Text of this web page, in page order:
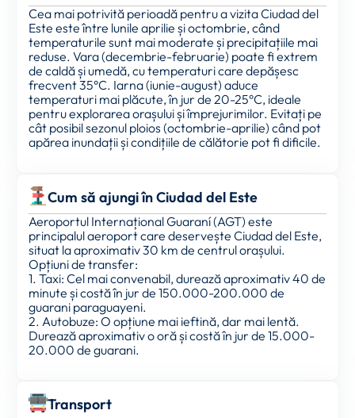
Cea mai potrivită perioadă pentru a vizita Ciudad del
Este este între lunile aprilie și octombrie, când
temperaturile sunt mai moderate și precipitațiile mai
reduse. Vara (decembrie-februarie) poate fi extrem
de caldă și umedă, cu temperaturi care depășesc
frecvent 35°C. Iarna (iunie-august) aduce
temperaturi mai plăcute, în jur de 20-25°C, ideale
pentru explorarea orașului și împrejurimilor. Evitați pe
cât posibil sezonul ploios (octombrie-aprilie) când pot
apărea inundații și condițiile de călătorie pot fi dificile.
Cum să ajungi în Ciudad del Este
Aeroportul Internațional Guaraní (AGT) este
principalul aeroport care deservește Ciudad del Este,
situat la aproximativ 30 km de centrul orașului.
Opțiuni de transfer:
1. Taxi: Cel mai convenabil, durează aproximativ 40 de
minute și costă în jur de 150.000-200.000 de
guarani paraguayeni.
2. Autobuze: O opțiune mai ieftină, dar mai lentă.
Durează aproximativ o oră și costă în jur de 15.000-
20.000 de guarani.
Transport